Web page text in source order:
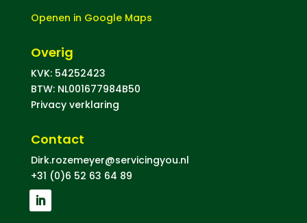
Openen in Google Maps
Overig
KVK: 54252423
BTW: NL001677984B50
Privacy verklaring
Contact
Dirk.rozemeyer@servicingyou.nl
+31 (0)6 52 63 64 89